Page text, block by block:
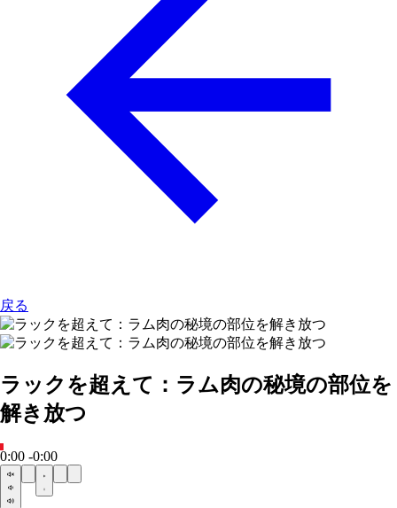
戻る
ラックを超えて：ラム肉の秘境の部位を
解き放つ
0:00 -0:00